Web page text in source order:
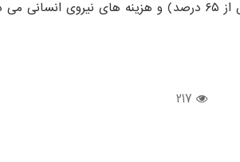
این مقام مسئول افزود که اپراتورها دلیل درخواست افزایش قیمت را رشد
217